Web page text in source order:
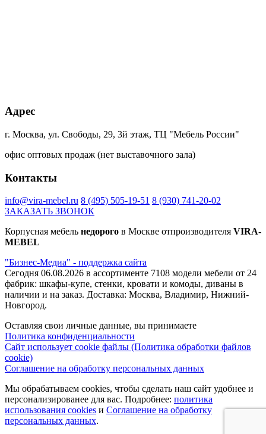
Адрес
г. Москва, ул. Свободы, 29, 3й этаж, ТЦ "Мебель России"
офис оптовых продаж (нет выставочного зала)
Контакты
info@vira-mebel.ru 8 (495) 505-19-51 8 (930) 741-20-02
ЗАКАЗАТЬ ЗВОНОК
Корпусная мебель недорого в Москве отпроизводителя VIRA-
MEBEL
"Бизнес-Медиа" - поддержка сайта
Сегодня 06.08.2026 в ассортименте 7108 модели мебели от 24
фабрик: шкафы-купе, стенки, кровати и комоды, диваны в
наличии и на заказ. Доставка: Москва, Владимир, Нижний-
Новгород.
Оставляя свои личные данные, вы принимаете
Политика конфиденциальности
Сайт использует cookie файлы (Политика обработки файлов
cookie)
Соглашение на обработку персональных данных
Мы обрабатываем cookies, чтобы сделать наш сайт удобнее и
персонализированее для вас. Подробнее: политика
использования cookies и Соглашение на обработку
персональных данных.